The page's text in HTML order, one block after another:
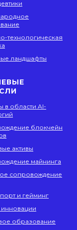
технологическая
ландшафты
в области AI-
блокчейн
активы
майнинга
сопровождение
и гейминг
инновации
образование